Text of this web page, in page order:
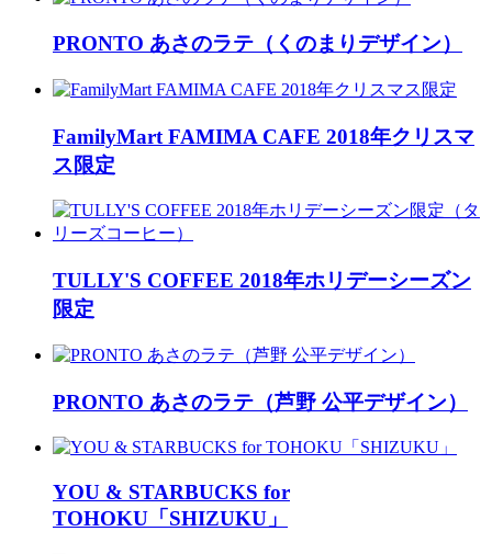
PRONTO あさのラテ（くのまりデザイン）
FamilyMart FAMIMA CAFE 2018年クリスマ
ス限定
TULLY'S COFFEE 2018年ホリデーシーズン
限定
PRONTO あさのラテ（芦野 公平デザイン）
YOU & STARBUCKS for
TOHOKU「SHIZUKU」